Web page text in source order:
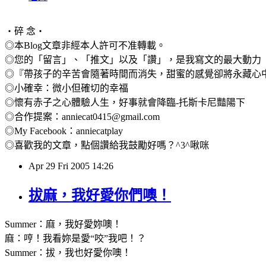
‧碎 念‧
◎本Blog文章非經本人許可不准轉載。
◎您的「留言」、「推文」以及「讚」，是我寫文的最大動力
◎『帶孩子的辛苦會隨著時間而消失，甜蜜的感覺卻將永藏心
◎小確幸：微小但確切的幸福
◎懷有赤子之心體驗人生，好事就會降臨-托斯卡尼豔陽下
◎合作提案：anniecat0415@gmail.com
◎My Facebook：anniecatplay
◎喜歡我的文章，點個讚給我鼓勵好嗎？^3^啾咪
Apr 29 Fri 2005 14:26
拔麻，我好愛你們噢！
Summer：麻，我好愛妳噢！
麻：哼！我看妳是愛“咬”我吧！？
Summer：拔，我也好愛你噢！